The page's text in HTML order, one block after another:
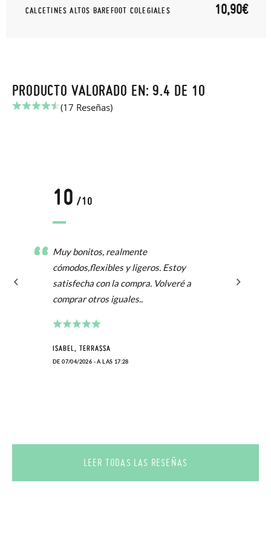
CALCETINES ALTOS BAREFOOT COLEGIALES 10,90€
PRODUCTO VALORADO EN: 9.4 DE 10
(17 Reseñas)
10 /10
Muy bonitos, realmente
cómodos,flexibles y ligeros. Estoy
satisfecha con la compra. Volveré a
comprar otros iguales..
ISABEL, TERRASSA
DE 07/04/2026 - A LAS 17:28
LEER TODAS LAS RESEÑAS